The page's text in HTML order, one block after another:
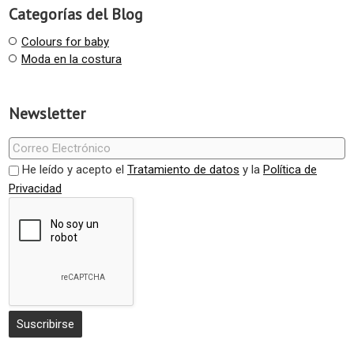
Categorías del Blog
Colours for baby
Moda en la costura
Newsletter
He leído y acepto el Tratamiento de datos y la Política de
Privacidad